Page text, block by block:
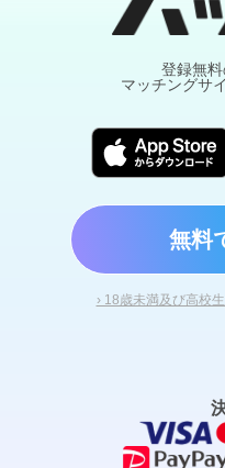
登録無
マッチングサ
無料
› 18歳未満及び高校